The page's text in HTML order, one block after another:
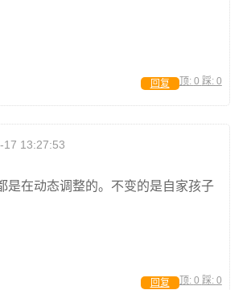
顶: 0 踩: 0
回复
17 13:27:53
是在动态调整的。不变的是自家孩子
顶: 0 踩: 0
回复